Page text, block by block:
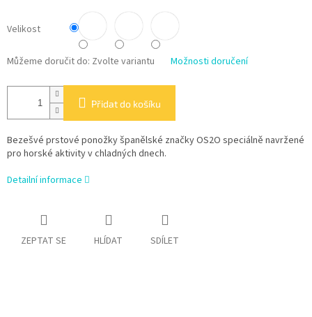
Velikost
Můžeme doručit do: Zvolte variantu Možnosti doručení
Přidat do košíku
Bezešvé prstové ponožky španělské značky OS2O speciálně navržené
pro horské aktivity v chladných dnech.
Detailní informace
ZEPTAT SE HLÍDAT SDÍLET